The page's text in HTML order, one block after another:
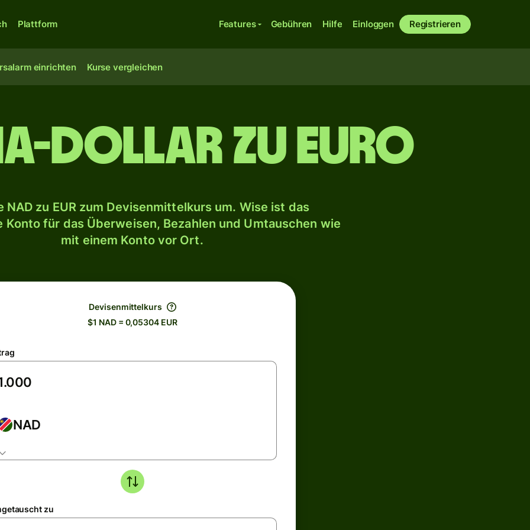
Plattform Features Gebühren Hilfe Einloggen Registrieren
einrichten Kurse vergleichen
Dollar zu Euro
NAD zu EUR zum Devisenmittelkurs um. Wise ist das
Konto für das Überweisen, Bezahlen und Umtauschen wie
mit einem Konto vor Ort.
Devisenmittelkurs
$1 NAD = 0,05304 EUR
NAD
zu